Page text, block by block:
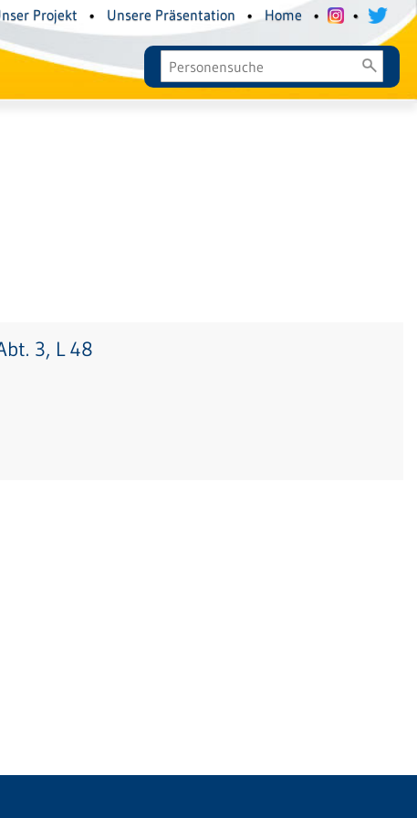
Projekt • Unsere Präsentation • Home • •
3, L 48